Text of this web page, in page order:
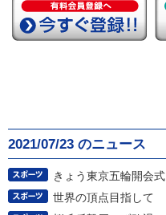
2021/07/23 のニュース
きょう東京五輪開会式
世界の頂点目指して